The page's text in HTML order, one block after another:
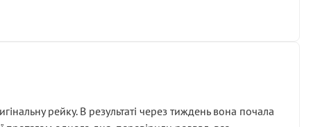
рейку. В результаті через тиждень вона почала